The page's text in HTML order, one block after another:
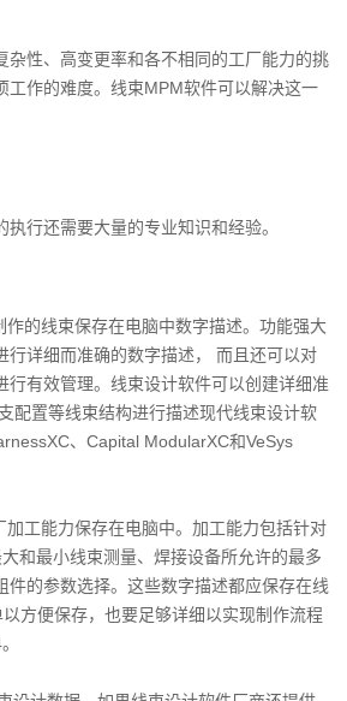
杂性、高变更率和各不相同的工厂能力的挑
工作的难度。线束MPM软件可以解决这一
行还需要大量的专业知识和经验。
作的线束保存在电脑中数字描述。功能强大
行详细而准确的数字描述， 而且还可以对
行有效管理。线束设计软件可以创建详细准
配置等线束结构进行描述现代线束设计软
、Capital ModularXC和VeSys
加工能力保存在电脑中。加工能力包括针对
和最小线束测量、焊接设备所允许的最多
件的参数选择。这些数字描述都应保存在线
方便保存，也要足够详细以实现制作流程